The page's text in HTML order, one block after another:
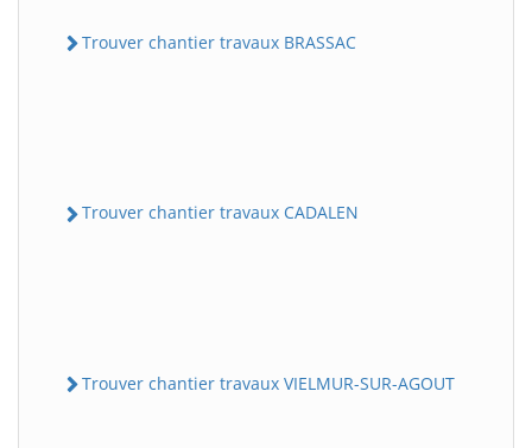
Trouver chantier travaux BRASSAC
Trouver chantier travaux CADALEN
Trouver chantier travaux VIELMUR-SUR-AGOUT